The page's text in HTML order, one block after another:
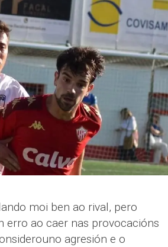
moi ben ao rival, pero
erro ao caer nas provocacións
agresión e o